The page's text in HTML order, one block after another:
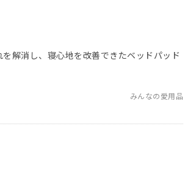
を解消し、寝心地を改善できたベッドパッド
みんなの愛用品